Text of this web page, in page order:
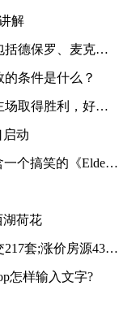
解
麦克托米奈和桑谢斯
条件是什么？
，好好总结继续提高
启动
的《Elden Ring》功能
湖荷花
套;涨价房源437套
怎样输入文字?